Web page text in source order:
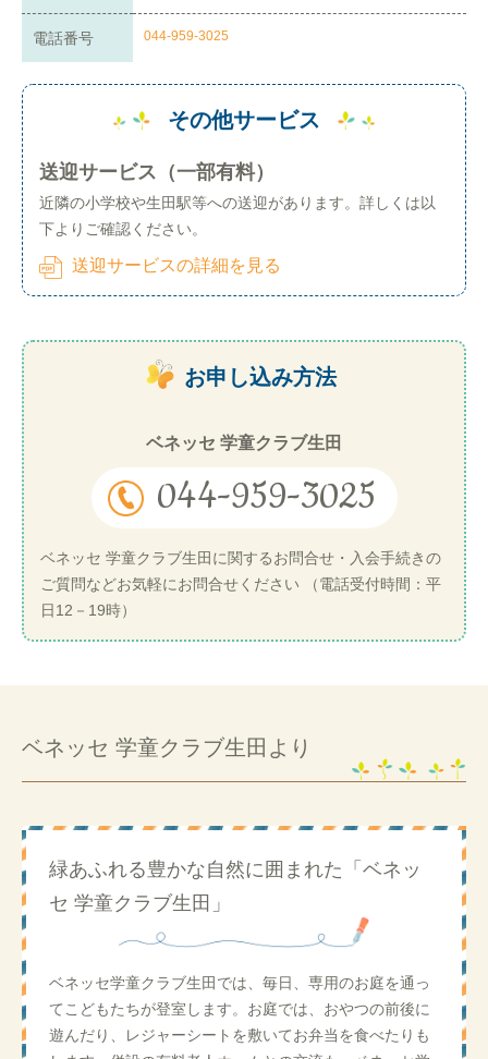
電話番号 044-959-3025
その他サービス
送迎サービス（一部有料）
近隣の小学校や生田駅等への送迎があります。詳しくは以
下よりご確認ください。
送迎サービスの詳細を見る
お申し込み方法
ベネッセ 学童クラブ生田
044-959-3025
ベネッセ 学童クラブ生田に関するお問合せ・入会手続きの
ご質問などお気軽にお問合せください （電話受付時間：平
日12－19時）
ベネッセ 学童クラブ生田より
緑あふれる豊かな自然に囲まれた「ベネッ
セ 学童クラブ生田」
ベネッセ学童クラブ生田では、毎日、専用のお庭を通っ
てこどもたちが登室します。お庭では、おやつの前後に
遊んだり、レジャーシートを敷いてお弁当を食べたりも